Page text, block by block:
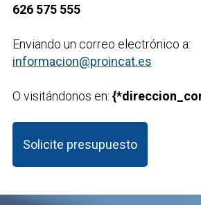
626 575 555
Enviando un correo electrónico a:
informacion@proincat.es
O visitándonos en:
Solicite presupuesto